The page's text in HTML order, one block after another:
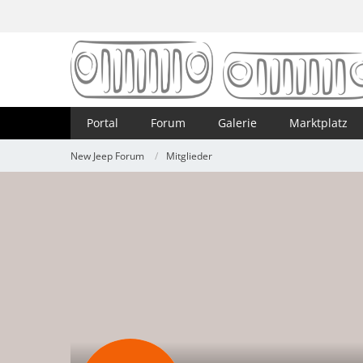
Portal Forum Galerie Marktplatz
New Jeep Forum Mitglieder